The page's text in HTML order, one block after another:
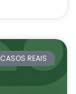
CASOS REAIS